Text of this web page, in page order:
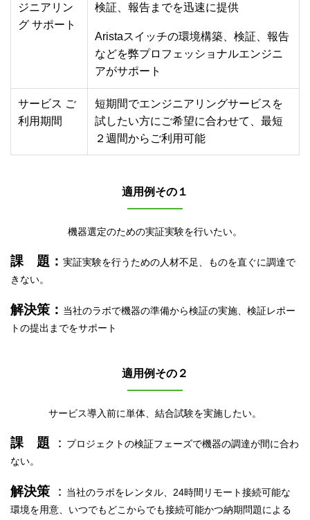
ジニアリン
グ サポート
検証、報告までを迅速に提供
Aristaスイッチの環境構築、検証、報告
などを弊プロフェッショナルエンジニ
アがサポート
サービス ご
利用期間
短期間でエンジニアリングサービスを
試したい方にご希望に合わせて、最短
２週間からご利用可能
適用例その１
機器選定のための実証実験を行いたい。
課 題： 実証実験を行うための人材不足、ものを直ぐに調達で
きない。
解決策： 当社のラボで機器の準備から検証の実施、検証レポー
トの提出までをサポート
適用例その２
サービス導入前に単体、結合試験を実施したい。
課 題 ： プロジェクトの検証フェーズで機器の調達が間に合わ
ない。
解決策 ： 当社のラボをレンタル、24時間リモート接続可能な
環境を用意、いつでもどこからでも接続可能かつ納期問題による